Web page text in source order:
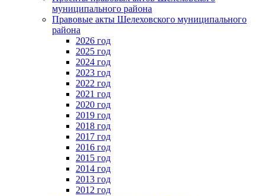
муниципального района
Правовые акты Шелеховского муниципального
района
2026 год
2025 год
2024 год
2023 год
2022 год
2021 год
2020 год
2019 год
2018 год
2017 год
2016 год
2015 год
2014 год
2013 год
2012 год